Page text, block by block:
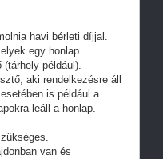
havi bérleti díjjal.
egy honlap
például).
aki rendelkezésre áll
is például a
leáll a honlap.
van és